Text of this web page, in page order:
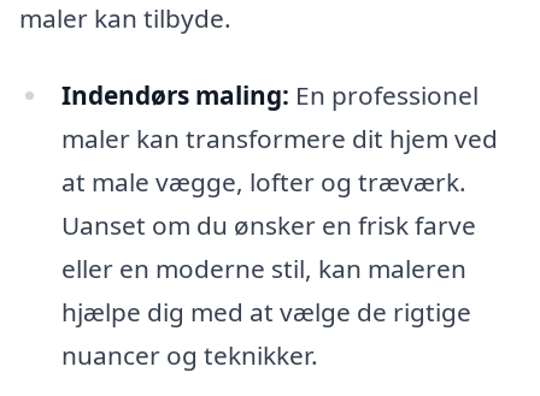
maler kan tilbyde.
Indendørs maling: En professionel
maler kan transformere dit hjem ved
at male vægge, lofter og træværk.
Uanset om du ønsker en frisk farve
eller en moderne stil, kan maleren
hjælpe dig med at vælge de rigtige
nuancer og teknikker.